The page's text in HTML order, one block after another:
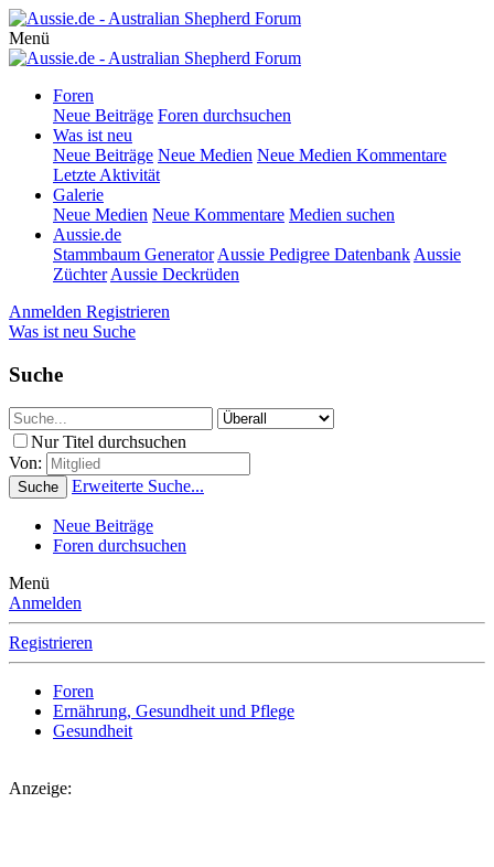
Menü
Foren
Neue Beiträge Foren durchsuchen
Was ist neu
Neue Beiträge Neue Medien Neue Medien Kommentare
Letzte Aktivität
Galerie
Neue Medien Neue Kommentare Medien suchen
Aussie.de
Stammbaum Generator Aussie Pedigree Datenbank Aussie
Züchter Aussie Deckrüden
Anmelden Registrieren
Was ist neu Suche
Suche
Nur Titel durchsuchen
Von:
Suche Erweiterte Suche...
Neue Beiträge
Foren durchsuchen
Menü
Anmelden
Registrieren
Foren
Ernährung, Gesundheit und Pflege
Gesundheit
Anzeige: